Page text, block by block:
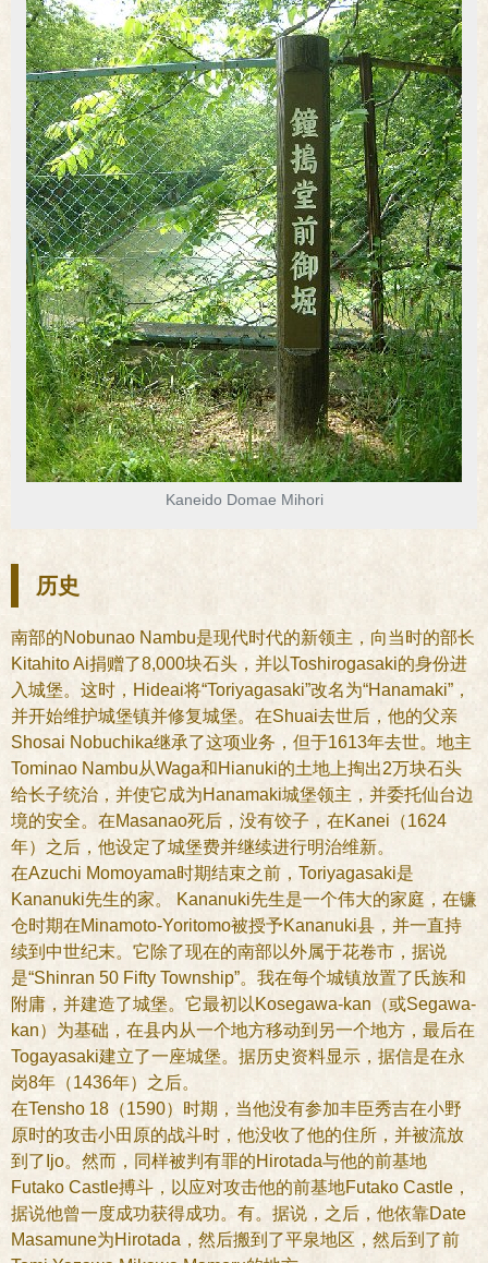
Kaneido Domae Mihori
历史
南部的Nobunao Nambu是现代时代的新领主，向当时的部长
Kitahito Ai捐赠了8,000块石头，并以Toshirogasaki的身份进
入城堡。这时，Hideai将“Toriyagasaki”改名为“Hanamaki”，
并开始维护城堡镇并修复城堡。在Shuai去世后，他的父亲
Shosai Nobuchika继承了这项业务，但于1613年去世。地主
Tominao Nambu从Waga和Hianuki的土地上掏出2万块石头
给长子统治，并使它成为Hanamaki城堡领主，并委托仙台边
境的安全。在Masanao死后，没有饺子，在Kanei（1624
年）之后，他设定了城堡费并继续进行明治维新。
在Azuchi Momoyama时期结束之前，Toriyagasaki是
Kananuki先生的家。 Kananuki先生是一个伟大的家庭，在镰
仓时期在Minamoto-Yoritomo被授予Kananuki县，并一直持
续到中世纪末。它除了现在的南部以外属于花卷市，据说
是“Shinran 50 Fifty Township”。我在每个城镇放置了氏族和
附庸，并建造了城堡。它最初以Kosegawa-kan（或Segawa-
kan）为基础，在县内从一个地方移动到另一个地方，最后在
Togayasaki建立了一座城堡。据历史资料显示，据信是在永
岗8年（1436年）之后。
在Tensho 18（1590）时期，当他没有参加丰臣秀吉在小野
原时的攻击小田原的战斗时，他没收了他的住所，并被流放
到了Ijo。然而，同样被判有罪的Hirotada与他的前基地
Futako Castle搏斗，以应对攻击他的前基地Futako Castle，
据说他曾一度成功获得成功。有。据说，之后，他依靠Date
Masamune为Hirotada，然后搬到了平泉地区，然后到了前